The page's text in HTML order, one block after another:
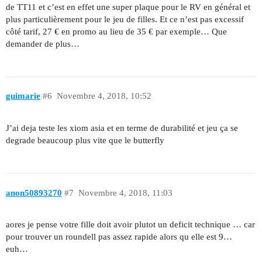
de TT11 et c’est en effet une super plaque pour le RV en général et
plus particulièrement pour le jeu de filles. Et ce n’est pas excessif
côté tarif, 27 € en promo au lieu de 35 € par exemple… Que
demander de plus…
guimarie Novembre 4, 2018, 10:52
#6
J’ai deja teste les xiom asia et en terme de durabilité et jeu ça se
degrade beaucoup plus vite que le butterfly
anon50893270 Novembre 4, 2018, 11:03
#7
aores je pense votre fille doit avoir plutot un deficit technique … car
pour trouver un roundell pas assez rapide alors qu elle est 9…
euh…